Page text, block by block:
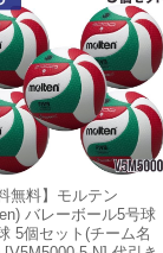
無料】モルテン
バレーボール5号球
5個セット(チーム名